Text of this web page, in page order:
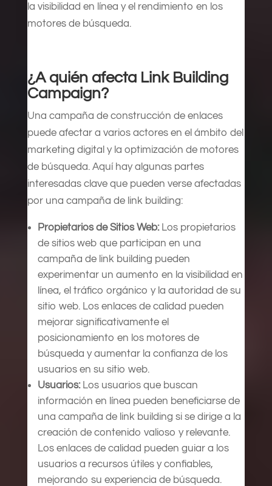
la visibilidad en línea y el rendimiento en los
motores de búsqueda.
¿A quién afecta Link Building
Campaign?
Una campaña de construcción de enlaces
puede afectar a varios actores en el ámbito del
marketing digital y la optimización de motores
de búsqueda. Aquí hay algunas partes
interesadas clave que pueden verse afectadas
por una campaña de link building:
Propietarios de Sitios Web:Los propietarios
de sitios web que participan en una
campaña de link building pueden
experimentar un aumento en la visibilidad en
línea, el tráfico orgánico y la autoridad de su
sitio web. Los enlaces de calidad pueden
mejorar significativamente el
posicionamiento en los motores de
búsqueda y aumentar la confianza de los
usuarios en su sitio web.
Usuarios:Los usuarios que buscan
información en línea pueden beneficiarse de
una campaña de link building si se dirige a la
creación de contenido valioso y relevante.
Los enlaces de calidad pueden guiar a los
usuarios a recursos útiles y confiables,
mejorando su experiencia de búsqueda.